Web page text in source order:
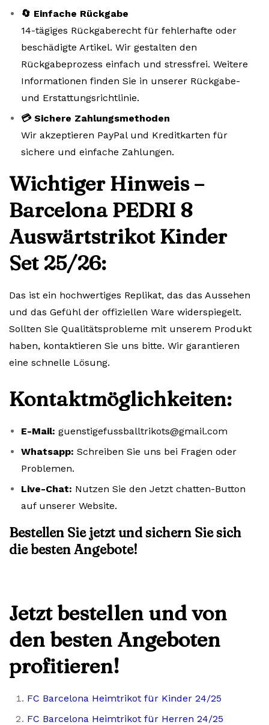
🔄 Einfache Rückgabe
14-tägiges Rückgaberecht für fehlerhafte oder
beschädigte Artikel. Wir gestalten den
Rückgabeprozess einfach und stressfrei. Weitere
Informationen finden Sie in unserer Rückgabe-
und Erstattungsrichtlinie.
💳 Sichere Zahlungsmethoden
Wir akzeptieren PayPal und Kreditkarten für
sichere und einfache Zahlungen.
Wichtiger Hinweis –
Barcelona PEDRI 8
Auswärtstrikot Kinder
Set 25/26:
Das ist ein hochwertiges Replikat, das das Aussehen
und das Gefühl der offiziellen Ware widerspiegelt.
Sollten Sie Qualitätsprobleme mit unserem Produkt
haben, kontaktieren Sie uns bitte. Wir garantieren
eine schnelle Lösung.
Kontaktmöglichkeiten:
E-Mail: guenstigefussballtrikots@gmail.com
Whatsapp: Schreiben Sie uns bei Fragen oder
Problemen.
Live-Chat: Nutzen Sie den Jetzt chatten-Button
auf unserer Website.
Bestellen Sie jetzt und sichern Sie sich
die besten Angebote!
Jetzt bestellen und von
den besten Angeboten
profitieren!
FC Barcelona Heimtrikot für Kinder 24/25
FC Barcelona Heimtrikot für Herren 24/25